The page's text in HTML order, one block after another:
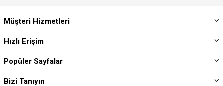
Müşteri Hizmetleri
Hızlı Erişim
Popüler Sayfalar
Bizi Tanıyın